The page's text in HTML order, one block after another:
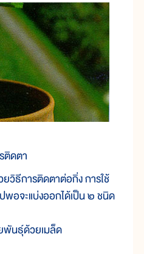
ติดตา
วิธีการติดตาต่อกิ่ง การใช้
อจะแบ่งออกได้เป็น ๒ ชนิด
พันธุ์ด้วยเมล็ด